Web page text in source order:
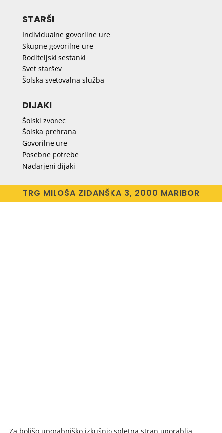
STARŠI
Individualne govorilne ure
Skupne govorilne ure
Roditeljski sestanki
Svet staršev
Šolska svetovalna služba
DIJAKI
Šolski zvonec
Šolska prehrana
Govorilne ure
Posebne potrebe
Nadarjeni dijaki
TRG MILOŠA ZIDANŠKA 3, 2000 MARIBOR
Za boljšo uporabniško izkušnjo spletna stran uporablja